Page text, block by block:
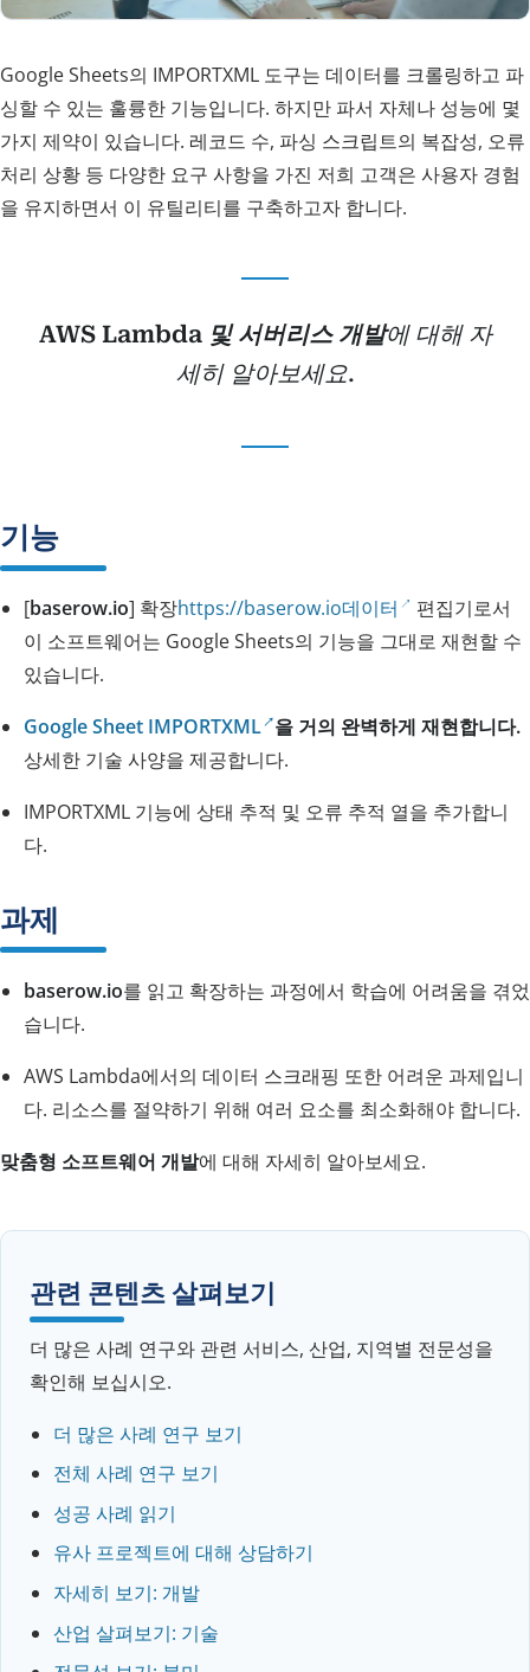
Google Sheets의 IMPORTXML 도구는 데이터를 크롤링하고 파
싱할 수 있는 훌륭한 기능입니다. 하지만 파서 자체나 성능에 몇
가지 제약이 있습니다. 레코드 수, 파싱 스크립트의 복잡성, 오류
처리 상황 등 다양한 요구 사항을 가진 저희 고객은 사용자 경험
을 유지하면서 이 유틸리티를 구축하고자 합니다.
AWS Lambda 및 서버리스 개발에 대해 자
세히 알아보세요.
기능
[baserow.io] 확장https://baserow.io데이터
편집기로서
이 소프트웨어는 Google Sheets의 기능을 그대로 재현할 수
있습니다.
Google Sheet IMPORTXML 을 거의 완벽하게 재현합니다.
상세한 기술 사양을 제공합니다.
IMPORTXML 기능에 상태 추적 및 오류 추적 열을 추가합니
다.
과제
baserow.io를 읽고 확장하는 과정에서 학습에 어려움을 겪었
습니다.
AWS Lambda에서의 데이터 스크래핑 또한 어려운 과제입니
다. 리소스를 절약하기 위해 여러 요소를 최소화해야 합니다.
맞춤형 소프트웨어 개발에 대해 자세히 알아보세요.
관련 콘텐츠 살펴보기
더 많은 사례 연구와 관련 서비스, 산업, 지역별 전문성을
확인해 보십시오.
더 많은 사례 연구 보기
전체 사례 연구 보기
성공 사례 읽기
유사 프로젝트에 대해 상담하기
자세히 보기: 개발
산업 살펴보기: 기술